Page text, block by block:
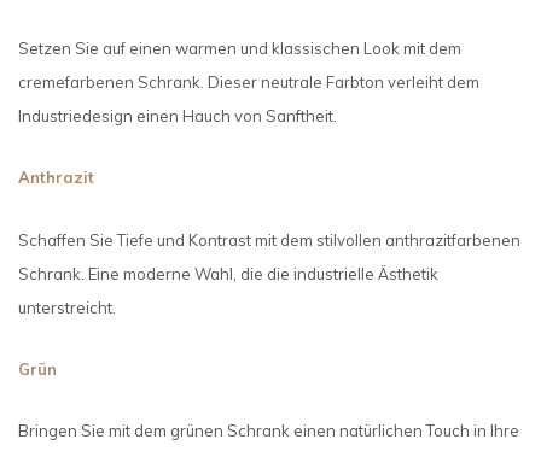
Setzen Sie auf einen warmen und klassischen Look mit dem
cremefarbenen Schrank. Dieser neutrale Farbton verleiht dem
Industriedesign einen Hauch von Sanftheit.
Anthrazit
Schaffen Sie Tiefe und Kontrast mit dem stilvollen anthrazitfarbenen
Schrank. Eine moderne Wahl, die die industrielle Ästhetik
unterstreicht.
Grün
Bringen Sie mit dem grünen Schrank einen natürlichen Touch in Ihre